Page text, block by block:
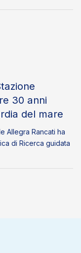
30 anni
del mare
Allegra Rancati ha
di Ricerca guidata